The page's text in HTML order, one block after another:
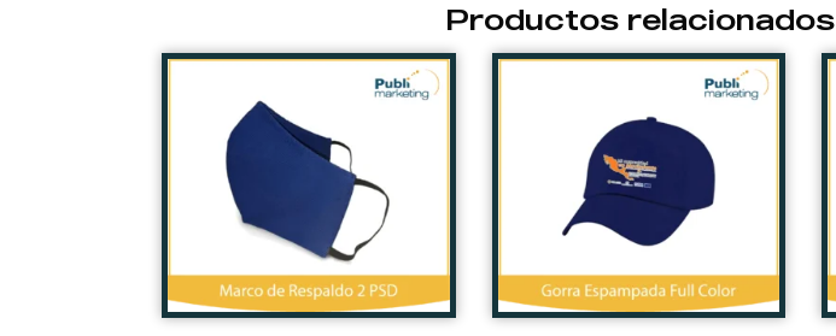
Productos relacionados